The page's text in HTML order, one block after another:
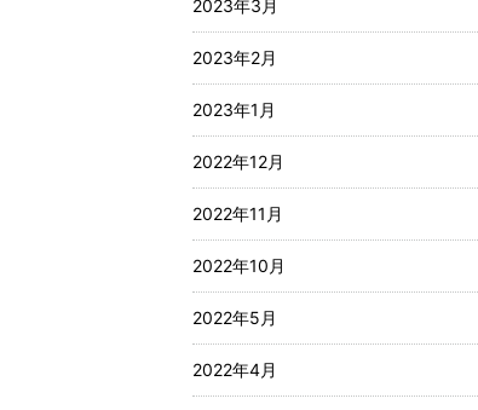
2023年3月
2023年2月
2023年1月
2022年12月
2022年11月
2022年10月
2022年5月
2022年4月